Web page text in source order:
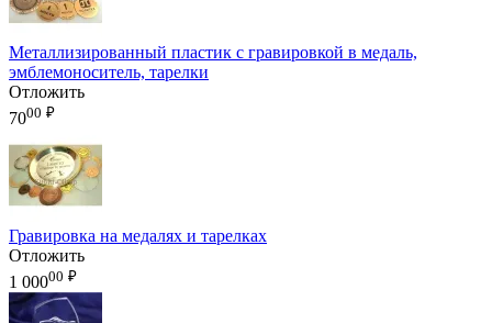
Металлизированный пластик с гравировкой в медаль,
эмблемоноситель, тарелки
Отложить
7000 ₽
Гравировка на медалях и тарелках
Отложить
1 00000 ₽